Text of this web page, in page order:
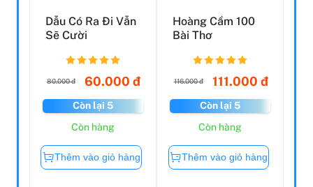
Dẫu Có Ra Đi Vẫn
Sẽ Cười
80.000 đ 60.000 đ
Còn lại 5
Còn hàng
Thêm vào giỏ hàng
Hoàng Cầm 100
Bài Thơ
116.000 đ 111.000 đ
Còn lại 5
Còn hàng
Thêm vào giỏ hàng